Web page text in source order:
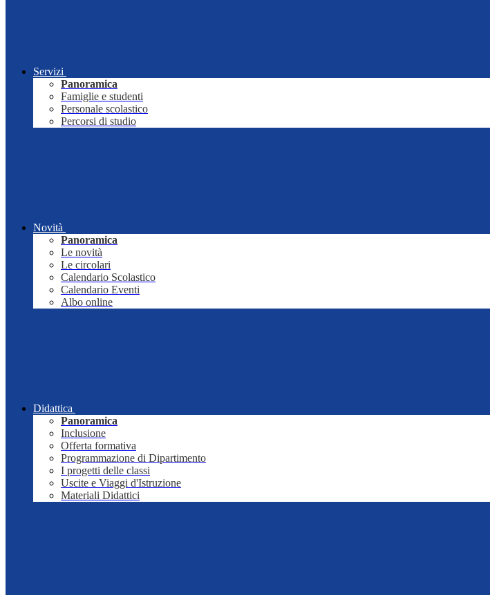
Servizi
Panoramica
Famiglie e studenti
Personale scolastico
Percorsi di studio
Novità
Panoramica
Le novità
Le circolari
Calendario Scolastico
Calendario Eventi
Albo online
Didattica
Panoramica
Inclusione
Offerta formativa
Programmazione di Dipartimento
I progetti delle classi
Uscite e Viaggi d'Istruzione
Materiali Didattici